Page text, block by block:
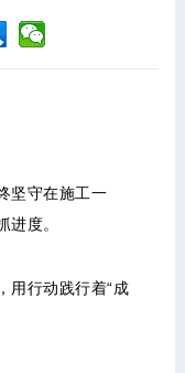
守在施工一
进度。
行动践行着“成